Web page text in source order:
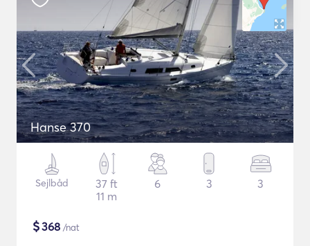
Hanse 370
Sejlbåd
37 ft
11 m
6 3 3
$368 /nat